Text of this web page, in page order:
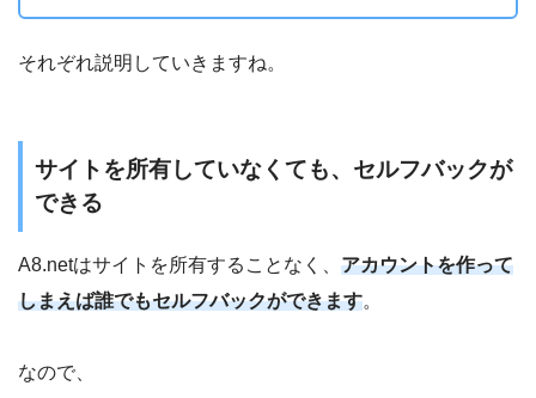
それぞれ説明していきますね。
サイトを所有していなくても、セルフバックが
できる
A8.netはサイトを所有することなく、 アカウントを作って
しまえば誰でもセルフバックができます。
なので、